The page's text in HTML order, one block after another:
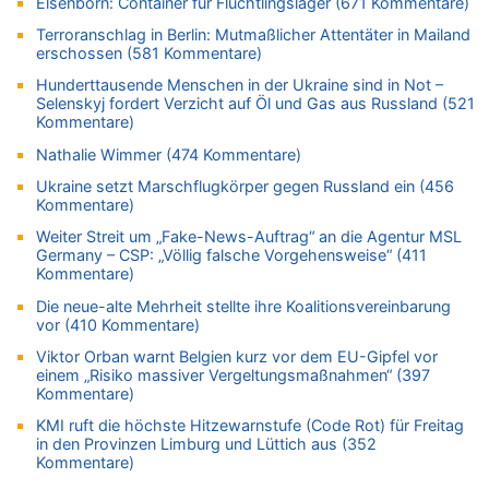
Zweite Hitzewelle in diesem Sommer ist jetzt amtlich
06.08.2026 - 12:08 von Medium zu
Frau hörte Stimmen aus Haus des verstorbenen Nachbarn
06.08.2026 - 11:52 von Hubert F. zu
Zweite Hitzewelle in diesem Sommer ist jetzt amtlich
Zweite Hitzewelle in diesem Sommer ist jetzt amtlich
06.08.2026 - 11:42 von Willi Müller zu
Eschweiler: 16-Jähriger soll seine Oma ermordet haben
06.08.2026 - 11:35 von ne Hondsjong zu
Zweite Hitzewelle in diesem Sommer ist jetzt amtlich
06.08.2026 - 11:11 von Dax zu
Wie kam es zur Ceuta-Krise?
06.08.2026 - 10:39 von Mungo zu
Wasserstand des Rheins in NRW so niedrig wie noch nie
06.08.2026 - 10:34 von Ostbelgien Direkt zu
Tessa Wullaert knackt die 100-Tore-Marke für die Red Flames
06.08.2026 - 10:20 von Dax zu
Terroranschlag in Berlin: Mutmaßlicher Attentäter in Mailand
erschossen (581 Kommentare)
Hunderttausende Menschen in der Ukraine sind in Not –
Selenskyj fordert Verzicht auf Öl und Gas aus Russland (521
Kommentare)
Nathalie Wimmer (474 Kommentare)
Ukraine setzt Marschflugkörper gegen Russland ein (456
Kommentare)
Weiter Streit um „Fake-News-Auftrag“ an die Agentur MSL
Germany – CSP: „Völlig falsche Vorgehensweise“ (411
Kommentare)
Die neue-alte Mehrheit stellte ihre Koalitionsvereinbarung
vor (410 Kommentare)
Viktor Orban warnt Belgien kurz vor dem EU-Gipfel vor
einem „Risiko massiver Vergeltungsmaßnahmen“ (397
Kommentare)
KMI ruft die höchste Hitzewarnstufe (Code Rot) für Freitag
in den Provinzen Limburg und Lüttich aus (352
Kommentare)